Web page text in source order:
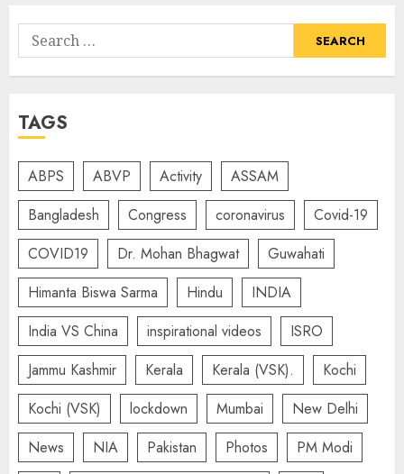
Search
for:
TAGS
ABPS ABVP Activity
ASSAM
Bangladesh
Congress coronavirus
Covid-19
COVID19
Dr. Mohan Bhagwat
Guwahati
Himanta Biswa Sarma
Hindu
INDIA
India VS China
inspirational videos
ISRO
Jammu Kashmir
Kerala Kerala (VSK).
Kochi
Kochi (VSK)
lockdown Mumbai
New Delhi
News
NIA Pakistan Photos
PM Modi